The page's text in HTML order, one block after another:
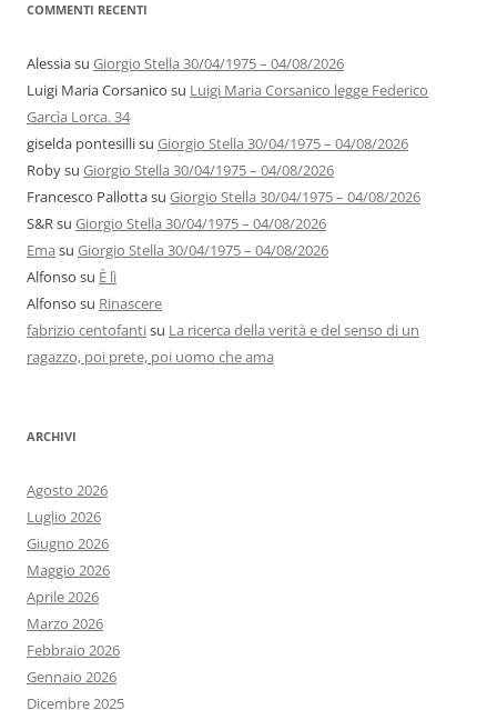
COMMENTI RECENTI
Alessiasu Giorgio Stella 30/04/1975 – 04/08/2026
Luigi Maria Corsanico su Luigi Maria Corsanico legge Federico
Garcìa Lorca. 34
giselda pontesillisu Giorgio Stella 30/04/1975 – 04/08/2026
Robysu Giorgio Stella 30/04/1975 – 04/08/2026
Francesco Pallottasu Giorgio Stella 30/04/1975 – 04/08/2026
S&Rsu Giorgio Stella 30/04/1975 – 04/08/2026
Ema su Giorgio Stella 30/04/1975 – 04/08/2026
Alfonso su È lì
Alfonso su Rinascere
fabrizio centofantisu La ricerca della verità e del senso di un
ragazzo, poi prete, poi uomo che ama
ARCHIVI
Agosto 2026
Luglio 2026
Giugno 2026
Maggio 2026
Aprile 2026
Marzo 2026
Febbraio 2026
Gennaio 2026
Dicembre 2025